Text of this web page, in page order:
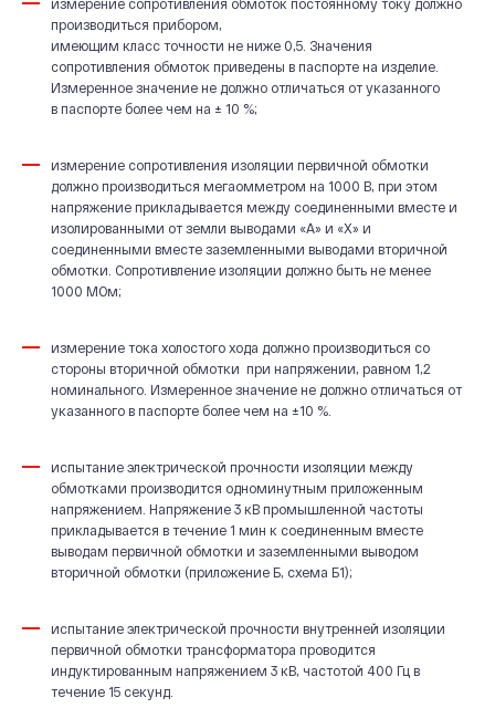
производиться прибором,
имеющим класс точности не ниже 0,5. Значения
сопротивления обмоток приведены в паспорте на изделие.
Измеренное значение не должно отличаться от указанного
в паспорте более чем на ± 10 %;
измерение сопротивления изоляции первичной обмотки
должно производиться мегаомметром на 1000 В, при этом
напряжение прикладывается между соединенными вместе и
изолированными от земли выводами «А» и «Х» и
соединенными вместе заземленными выводами вторичной
обмотки. Сопротивление изоляции должно быть не менее
1000 МОм;
измерение тока холостого хода должно производиться со
стороны вторичной обмотки при напряжении, равном 1,2
номинального. Измеренное значение не должно отличаться от
указанного в паспорте более чем на ±10 %.
испытание электрической прочности изоляции между
обмотками производится одноминутным приложенным
напряжением. Напряжение 3 кВ промышленной частоты
прикладывается в течение 1 мин к соединенным вместе
выводам первичной обмотки и заземленными выводом
вторичной обмотки (приложение Б, схема Б1);
испытание электрической прочности внутренней изоляции
первичной обмотки трансформатора проводится
индуктированным напряжением 3 кВ, частотой 400 Гц в
течение 15 секунд.